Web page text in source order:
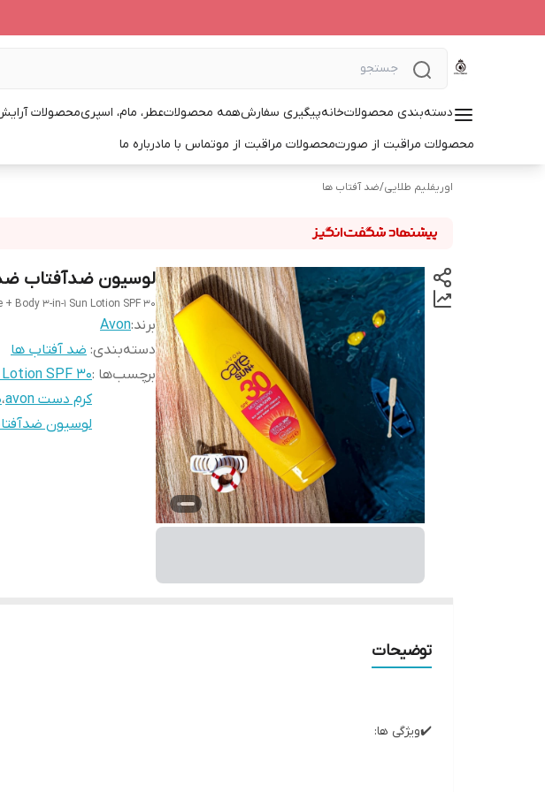
دسته‌بندی محصولاتخانهپیگیری سفارشهمه محصولاتعطر، مام، اسپریمحصولات
محصولات مراقبت از صورتمحصولات مراقبت از موتماس با مادرباره ما
اوریفلیم طلایی/ضد آفتاب ها
لوسیون ضدآفتاب
+ Body 3-in-1 Sun Lotion SPF 30
برند:Avon
دسته‌بندی: ضد آفتاب ها
برچسب‌ها :Lotion SPF 30
کرم دست avon
،
لوسیون
توضیحات
✔️ویژگی ها: